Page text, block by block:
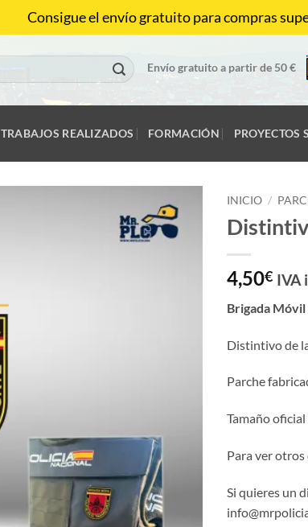
Envío gratuito a partir de 50 €
TRABAJOS REALIZADOS FORMACIÓN PROYECTOS
INICIO /
4,50€ IVA
Brigada
Distintivo de
Parche
Tamaño
Para ver otros
Si quieres un
Consigue el envío gratuito para compras